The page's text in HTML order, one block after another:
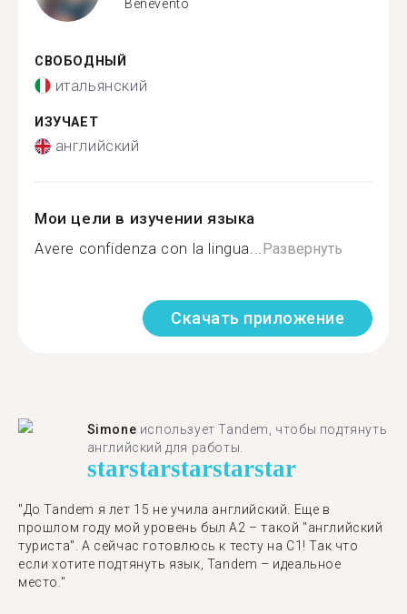
Benevento
СВОБОДНЫЙ
итальянский
ИЗУЧАЕТ
английский
Мои цели в изучении языка
Avere confidenza con la lingua...Развернуть
Скачать приложение
Simone использует Tandem, чтобы подтянуть
английский для работы.
starstarstarstarstar
"До Tandem я лет 15 не учила английский. Еще в
прошлом году мой уровень был A2 – такой "английский
туриста". А сейчас готовлюсь к тесту на C1! Так что
если хотите подтянуть язык, Tandem – идеальное
место."